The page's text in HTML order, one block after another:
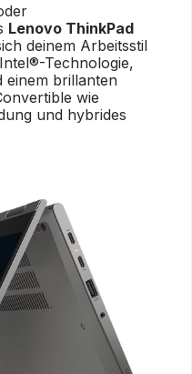
Lenovo ThinkPad
deinem Arbeitsstil
Technologie,
einem brillanten
wie
und hybrides